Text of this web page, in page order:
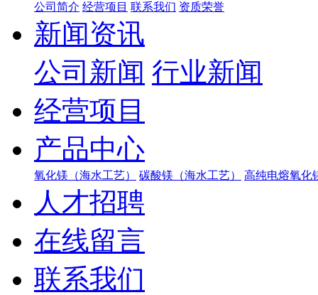
公司简介 经营项目 联系我们 资质荣誉
新闻资讯
公司新闻 行业新闻
经营项目
产品中心
氧化镁（海水工艺） 碳酸镁（海水工艺） 高纯电熔氧化
人才招聘
在线留言
联系我们